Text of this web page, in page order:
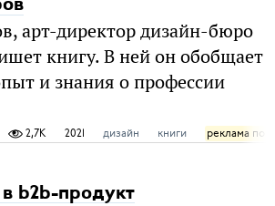
арт-директор дизайн-бюро
книгу. В ней он обобщает
и знания о профессии
2,7K 2021 дизайн книги реклама по
b2b-продукт